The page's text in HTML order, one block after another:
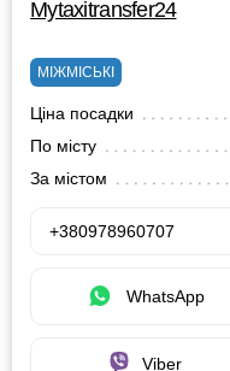
Mytaxitransfer24
МІЖМІСЬКІ
Ціна посадки
По місту
За містом
+380978960707
WhatsApp
Viber